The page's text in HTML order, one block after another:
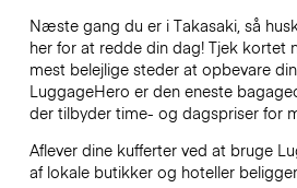
Næste gang du er i Takasaki, så
her for at redde din dag! Tjek kortet
mest belejlige steder at opbevare
LuggageHero er den eneste
der tilbyder time- og dagspriser for
Aflever dine kufferter ved at bruge
af lokale butikker og hoteller